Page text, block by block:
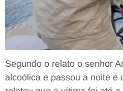
Segundo o relato o senhor
alcoólica e passou a noite e